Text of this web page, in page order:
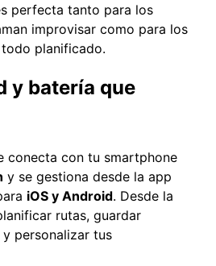
perfecta tanto para los
improvisar como para los
planificado.
y batería que
conecta con tu smartphone
y se gestiona desde la app
iOS y Android. Desde la
rutas, guardar
personalizar tus